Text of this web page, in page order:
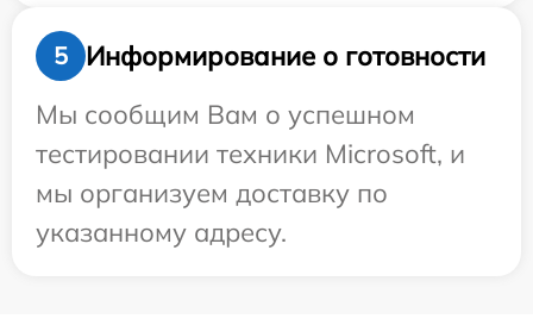
5
Информирование о готовности
Мы сообщим Вам о успешном
тестировании техники Microsoft, и
мы организуем доставку по
указанному адресу.